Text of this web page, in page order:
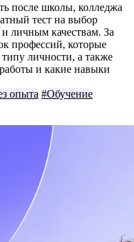
после школы, колледжа
тест на выбор
личным качествам. За
профессий, которые
личности, а также
и какие навыки
опыта #Обучение